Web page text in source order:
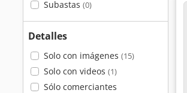
Subastas (0)
Detalles
Solo con imágenes (15)
Solo con videos (1)
Sólo comerciantes